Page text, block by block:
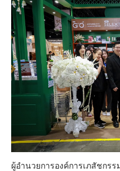
ผู้อำนวยการองค์การเภสัชกร